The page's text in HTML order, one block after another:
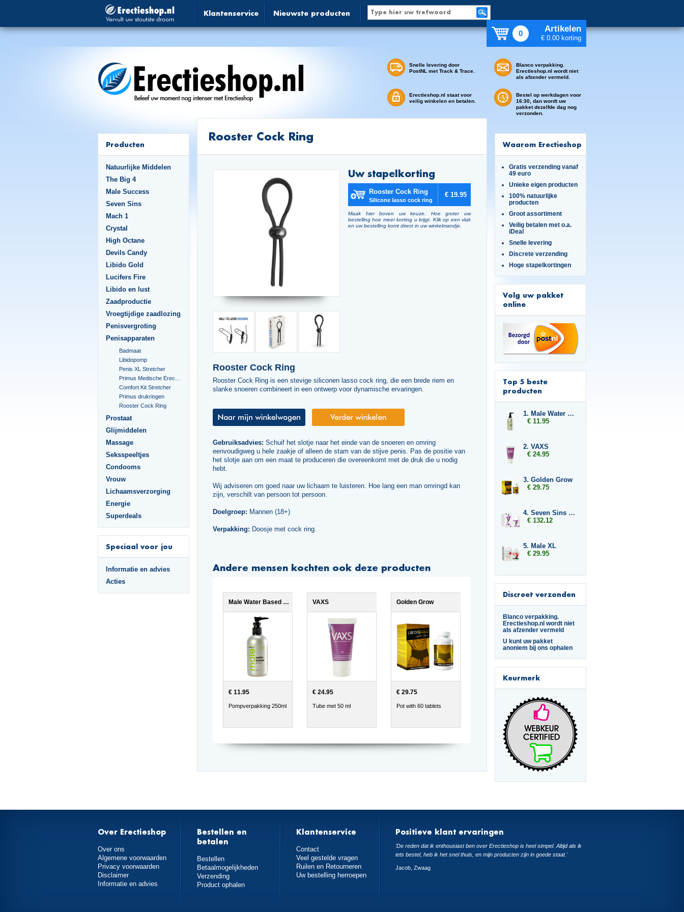
Klantenservice Nieuwste producten
0 Artikelen
€ 0.00 korting
Snelle levering door
PostNL met Track & Trace.
Erectieshop.nl staat voor
veilig winkelen en betalen.
Blanco verpakking.
Erectieshop.nl wordt niet
als afzender vermeld.
Bestel op werkdagen voor
16:30, dan wordt uw
pakket dezelfde dag nog
verzonden.
Producten
Natuurlijke Middelen
The Big 4
Male Success
Seven Sins
Mach 1
Crystal
High Octane
Devils Candy
Libido Gold
Lucifers Fire
Libido en lust
Zaadproductie
Vroegtijdige zaadlozing
Penisvergroting
Penisapparaten
Badmaat
Libidopomp
Penis XL Stretcher
Comfort Kit Stretcher
Primus drukringen
Rooster Cock Ring
Prostaat
Glijmiddelen
Massage
Seksspeeltjes
Condooms
Vrouw
Lichaamsverzorging
Energie
Superdeals
Speciaal voor jou
Informatie en advies
Acties
Rooster Cock Ring
Uw stapelkorting
Rooster Cock Ring
Silicone lasso cock ring
€ 19.95
Maak hier boven uw keuze. Hoe groter uw
bestelling hoe meer korting u krijgt. Klik op een vlak
en uw bestelling komt direct in uw winkelmandje.
Rooster Cock Ring
Rooster Cock Ring is een stevige siliconen lasso cock ring, die een brede riem en
slanke snoeren combineert in een ontwerp voor dynamische ervaringen.
Gebruiksadvies: Schuif het slotje naar het einde van de snoeren en omring
eenvoudigweg u hele zaakje of alleen de stam van de stijve penis. Pas de positie van
het slotje aan om een maat te produceren die overeenkomt met de druk die u nodig
hebt.
Wij adviseren om goed naar uw lichaam te luisteren. Hoe lang een man omringd kan
zijn, verschilt van persoon tot persoon.
Doelgroep: Mannen (18+)
Verpakking: Doosje met cock ring.
Andere mensen kochten ook deze producten
Male Water Based 250ml
€ 11.95
Pompverpakking 250ml
VAXS
€ 24.95
Tube met 50 ml
Golden Grow
€ 29.75
Pot with 60 tablets
Waarom Erectieshop
Gratis verzending vanaf
49 euro
Unieke eigen producten
100% natuurlijke
producten
Groot assortiment
Veilig betalen met o.a.
iDeal
Snelle levering
Discrete verzending
Hoge stapelkortingen
Volg uw pakket
online
Top 5 beste
producten
1. Male Water Based 250ml
€ 11.95
2. VAXS
€ 24.95
3. Golden Grow
€ 29.75
4. Seven Sins Lust 6 x
€ 132.12
5. Male XL
€ 29.95
Discreet verzonden
Blanco verpakking.
Erectieshop.nl wordt niet
als afzender vermeld
U kunt uw pakket
anoniem bij ons ophalen
Keurmerk
Over Erectieshop
Over ons
Algemene voorwaarden
Privacy voorwaarden
Disclaimer
Informatie en advies
Bestellen en
betalen
Bestellen
Betaalmogelijkheden
Verzending
Product ophalen
Klantenservice
Contact
Veel gestelde vragen
Ruilen en Retourneren
Uw bestelling herroepen
Positieve klant ervaringen
'De reden dat ik enthousiast ben over Erectieshop is heel simpel. Altijd als ik
iets bestel, heb ik het snel thuis, en mijn producten zijn in goede staat.'
Jacob, Zwaag